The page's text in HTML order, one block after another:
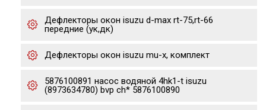
Дефлекторы окон isuzu d-max rt-75,rt-66
передние (ук,дк)
Дефлекторы окон isuzu mu-x, комплект
5876100891 насос водяной 4hk1-t isuzu
(8973634780) bvp ch* 5876100890